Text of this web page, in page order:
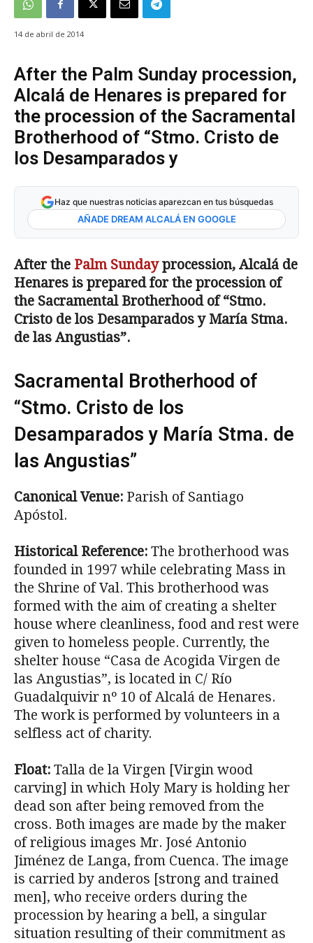
14 de abril de 2014
After the Palm Sunday procession,
Alcalá de Henares is prepared for
the procession of the Sacramental
Brotherhood of “Stmo. Cristo de
los Desamparados y
Haz que nuestras noticias aparezcan en tus búsquedas
AÑADE DREAM ALCALÁ EN GOOGLE
After the Palm Sundayprocession, Alcalá de
Henares is prepared for the procession of
the Sacramental Brotherhood of “Stmo.
Cristo de los Desamparados y María Stma.
de las Angustias”.
Sacramental Brotherhood of
“Stmo. Cristo de los
Desamparados y María Stma. de
las Angustias”
Canonical Venue: Parish of Santiago
Apóstol.
Historical Reference: The brotherhood was
founded in 1997 while celebrating Mass in
the Shrine of Val. This brotherhood was
formed with the aim of creating a shelter
house where cleanliness, food and rest were
given to homeless people. Currently, the
shelter house “Casa de Acogida Virgen de
las Angustias”, is located in C/ Río
Guadalquivir nº 10 of Alcalá de Henares.
The work is performed by volunteers in a
selfless act of charity.
Float: Talla de la Virgen [Virgin wood
carving] in which Holy Mary is holding her
dead son after being removed from the
cross. Both images are made by the maker
of religious images Mr. José Antonio
Jiménez de Langa, from Cuenca. The image
is carried by anderos [strong and trained
men], who receive orders during the
procession by hearing a bell, a singular
situation resulting of their commitment as